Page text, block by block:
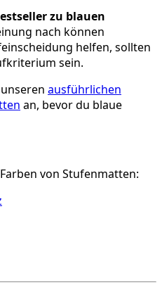
zu blauen
nach können
helfen, sollten
sein.
ausführlichen
an, bevor du blaue
von Stufenmatten: